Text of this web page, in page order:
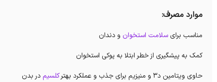
موارد مصرف:
مناسب برایسلامت استخوان و دندان
کمک به پیشگیری از خطر ابتلا به پوکی استخوان
حاوی ویتامین د3 و منیزیم برای جذب و عملکرد بهتر
کلسیمدر بدن